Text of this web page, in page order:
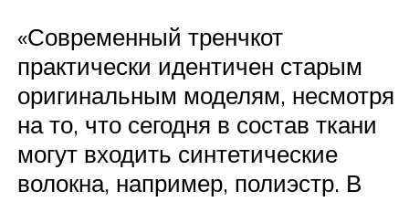
«Современный тренчкот
практически идентичен старым
оригинальным моделям, несмотря
на то, что сегодня в состав ткани
могут входить синтетические
волокна, например, полиэстр. В